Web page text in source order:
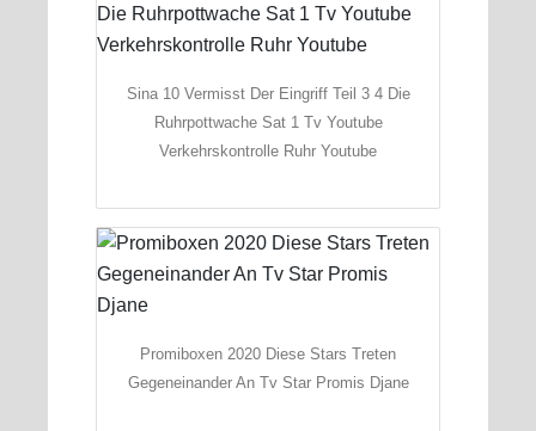
Sina 10 Vermisst Der Eingriff Teil 3 4 Die
Ruhrpottwache Sat 1 Tv Youtube
Verkehrskontrolle Ruhr Youtube
Promiboxen 2020 Diese Stars Treten
Gegeneinander An Tv Star Promis Djane